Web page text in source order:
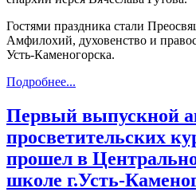
Гостями праздника стали
Амфилохий, духовенство и
Усть-Каменогорска.
Подробнее...
Первый выпускной
просветительских
прошел в
школе г.Усть-